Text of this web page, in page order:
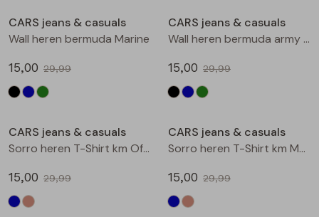
Bermuda's
CARS jeans & casuals
Wall heren bermuda Marine
15,00 29,99
CARS jeans & casuals
Wall heren bermuda army groen
15,00 29,99
CARS jeans & casuals
Sorro heren T-Shirt km Offwhite
15,00 29,99
CARS jeans & casuals
Sorro heren T-Shirt km Marine
15,00 29,99